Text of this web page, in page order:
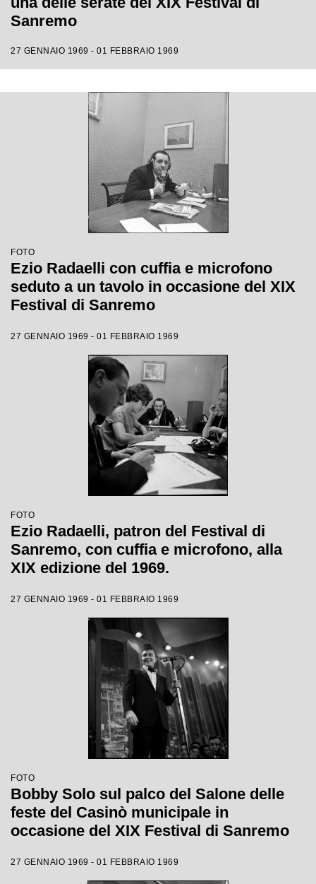
Sanremo
27 GENNAIO 1969 - 01 FEBBRAIO 1969
FOTO
Ezio Radaelli con cuffia e microfono
seduto a un tavolo in occasione del XIX
Festival di Sanremo
27 GENNAIO 1969 - 01 FEBBRAIO 1969
FOTO
Ezio Radaelli, patron del Festival di
Sanremo, con cuffia e microfono, alla
XIX edizione del 1969.
27 GENNAIO 1969 - 01 FEBBRAIO 1969
FOTO
Bobby Solo sul palco del Salone delle
feste del Casinò municipale in
occasione del XIX Festival di Sanremo
27 GENNAIO 1969 - 01 FEBBRAIO 1969